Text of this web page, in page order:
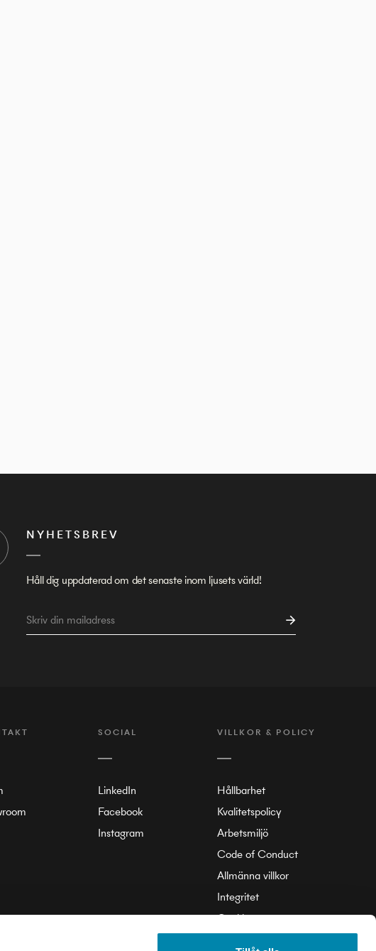
NYHETSBREV
Håll dig uppdaterad om det senaste inom ljusets värld!
SOCIAL
LinkedIn
Facebook
Instagram
VILLKOR & POLICY
Hållbarhet
Kvalitetspolicy
Arbetsmiljö
Code of Conduct
Allmänna villkor
Integritet
Cookie